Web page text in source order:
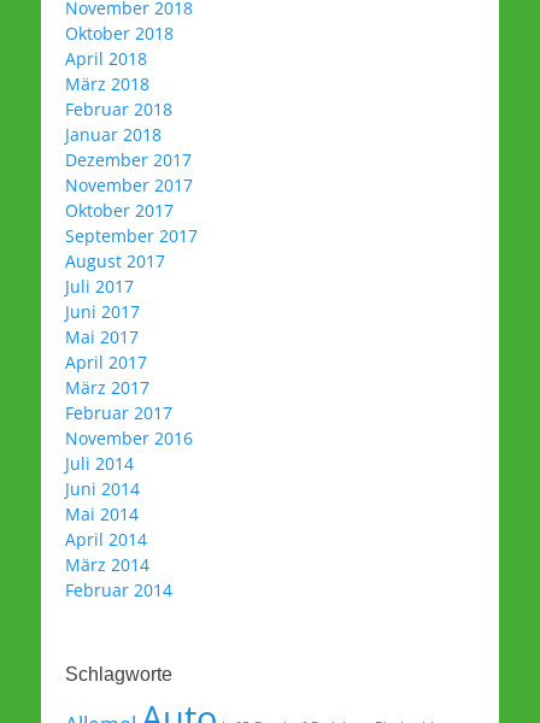
November 2018
Oktober 2018
April 2018
März 2018
Februar 2018
Januar 2018
Dezember 2017
November 2017
Oktober 2017
September 2017
August 2017
Juli 2017
Juni 2017
Mai 2017
April 2017
März 2017
Februar 2017
November 2016
Juli 2014
Juni 2014
Mai 2014
April 2014
März 2014
Februar 2014
Schlagworte